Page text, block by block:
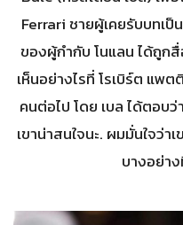
Ferrari ชายผู้เคยรับบทเ
ของผู้กำกับ โนแลน ได้ถูก
เห็นอย่างไรที่ โรเบิร์ต แพ
คนต่อไป โดย เบล ได้ตอบ
เขาน่าสนใจนะ. ผมมั่นใจว่
บางอย่า